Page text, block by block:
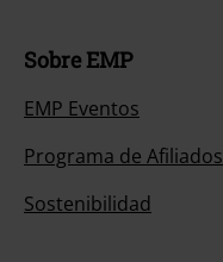
Sobre EMP
EMP Eventos
Programa de Afiliados
Sostenibilidad